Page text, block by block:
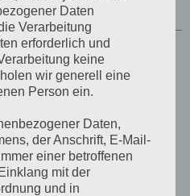
-Top
Daten
Verarbeitung
erforderlich und
keine
wir generell eine
Person ein.
Daten,
der Anschrift, E-Mail-
einer betroffenen
mit der
und in